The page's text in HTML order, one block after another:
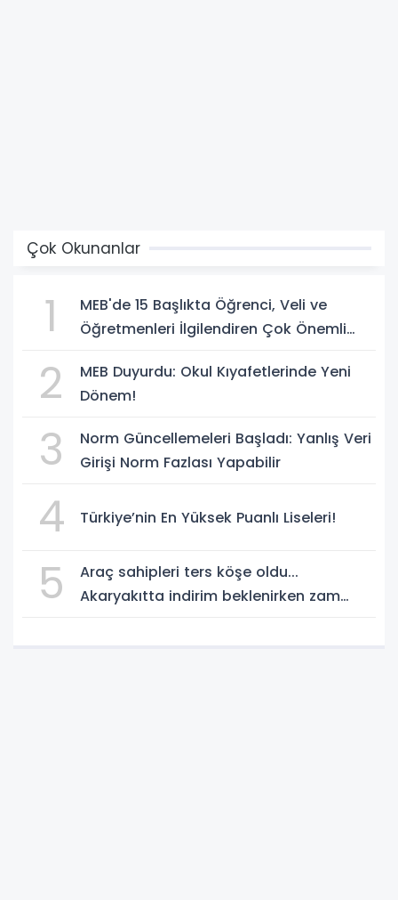
Çok Okunanlar
1
MEB'de 15 Başlıkta Öğrenci, Veli ve
Öğretmenleri İlgilendiren Çok Önemli
2
MEB Duyurdu: Okul Kıyafetlerinde Yeni
Dönem!
3
Norm Güncellemeleri Başladı: Yanlış Veri
Girişi Norm Fazlası Yapabilir
4 Türkiye’nin En Yüksek Puanlı Liseleri!
5
Araç sahipleri ters köşe oldu...
Akaryakıtta indirim beklenirken zam